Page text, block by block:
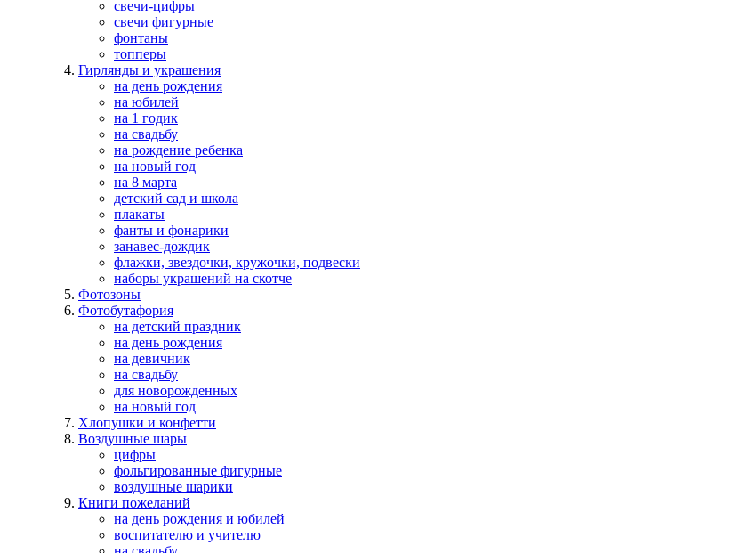
свечи-цифры
свечи фигурные
фонтаны
топперы
Гирлянды и украшения
на день рождения
на юбилей
на 1 годик
на свадьбу
на рождение ребенка
на новый год
на 8 марта
детский сад и школа
плакаты
фанты и фонарики
занавес-дождик
флажки, звездочки, кружочки, подвески
наборы украшений на скотче
Фотозоны
Фотобутафория
на детский праздник
на день рождения
на девичник
на свадьбу
для новорожденных
на новый год
Хлопушки и конфетти
Воздушные шары
цифры
фольгированные фигурные
воздушные шарики
Книги пожеланий
на день рождения и юбилей
воспитателю и учителю